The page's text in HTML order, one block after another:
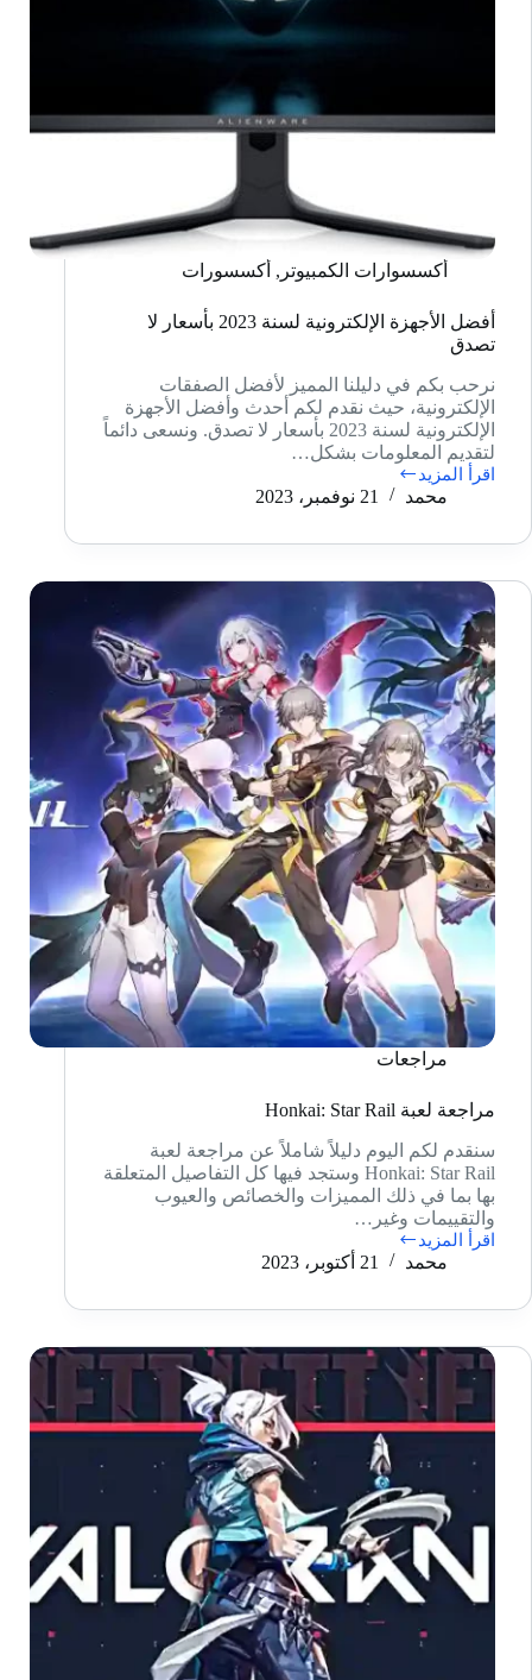
أكسسوارات الكمبيوتر , أكسسورات
أفضل الأجهزة الإلكترونية لسنة 2023 بأسعار لا
تصدق
نرحب بكم في دليلنا المميز لأفضل الصفقات
الإلكترونية، حيث نقدم لكم أحدث وأفضل الأجهزة
الإلكترونية لسنة 2023 بأسعار لا تصدق. ونسعى دائماً
لتقديم المعلومات بشكل…
اقرأ المزيد
أفضل
الأجهزة
لسنة
بأسعار
لا
تصدق
محمد 21 نوفمبر، 2023
مراجعات
مراجعة لعبة Honkai: Star Rail
سنقدم لكم اليوم دليلاً شاملاً عن مراجعة لعبة
Honkai: Star Rail وستجد فيها كل التفاصيل المتعلقة
بها بما في ذلك المميزات والخصائص والعيوب
والتقييمات وغير…
اقرأ المزيد
مراجعة
Star
محمد 21 أكتوبر، 2023